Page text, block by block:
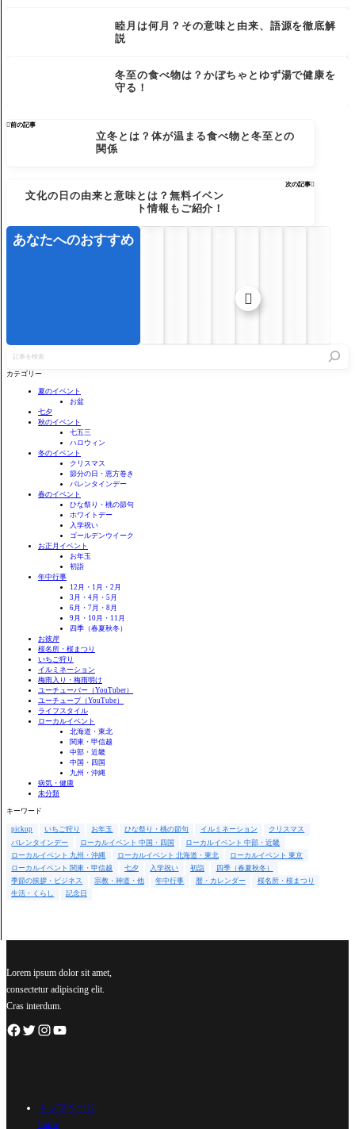
睦月は何月？その意味と由来、語源を徹底解
説
冬至の食べ物は？かぼちゃとゆず湯で健康を
守る！
前の記事
立冬とは？体が温まる食べ物と冬至との
関係
次の記事
文化の日の由来と意味とは？無料イベン
ト情報もご紹介！
を
カテゴリー
夏のイベント
お盆
七夕
秋のイベント
七五三
ハロウィン
冬のイベント
クリスマス
節分の日・恵方巻き
バレンタインデー
春のイベント
ひな祭り・桃の節句
ホワイトデー
入学祝い
ゴールデンウイーク
お正月イベント
お年玉
初詣
年中行事
12月・1月・2月
3月・4月・5月
6月・7月・8月
9月・10月・11月
四季（春夏秋冬）
お彼岸
桜名所・桜まつり
いちご狩り
イルミネーション
梅雨入り・梅雨明け
ユーチューバー（YouTuber）
ユーチューブ（YouTube）
ライフスタイル
ローカルイベント
北海道・東北
関東・甲信越
中部・近畿
中国・四国
九州・沖縄
病気・健康
未分類
キーワード
pickup いちご狩り お年玉 ひな祭り・桃の節句 イルミネーション
クリスマス
バレンタインデー
ローカルイベント 中国・四国
ローカルイベント 中部・近畿
ローカルイベント 九州・沖縄
ローカルイベント 北海道・東北
ローカルイベント 東京
ローカルイベント 関東・甲信越
七夕 入学祝い 初詣
四季（春夏秋冬）
季節の挨拶・ビジネス
宗教・神道・他 年中行事 暦・カレンダー
桜名所・桜まつり
生活・くらし
記念日
あなたへのおすすめ

Lorem ipsum dolor sit amet,
consectetur adipiscing elit.
Cras interdum.
トップページ
home